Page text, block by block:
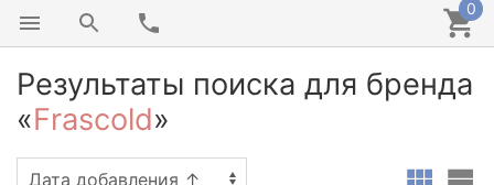
0
Результаты поиска для бренда
«Frascold»